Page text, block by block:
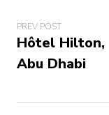
PREV POST
Hôtel Hilton,
Abu Dhabi